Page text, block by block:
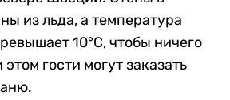
из льда, а температура
10°C, чтобы ничего
гости могут заказать